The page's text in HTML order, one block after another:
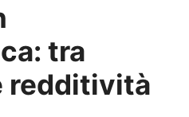
tra
redditività